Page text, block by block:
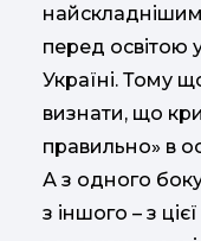
перед освітою
Україні. Тому
визнати, що
правильно» в
А з одного
з іншого – з